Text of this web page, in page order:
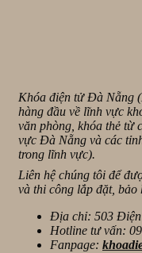
Khóa điện tử Đà Nẵng
hàng đầu về lĩnh vực
văn phòng, khóa thẻ từ
vực Đà Nẵng và các
trong lĩnh vực).
Liên hệ chúng tôi để
và thi công lắp đặt, bảo
Địa chỉ: 503
Hotline tư vấn:
Fanpage: